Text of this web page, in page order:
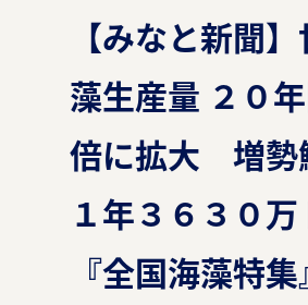
ぷらすれっく
こと
マガジン
【みなと新聞
藻生産量 ２０
倍に拡大 増勢
１年３６３０万
『全国海藻特集